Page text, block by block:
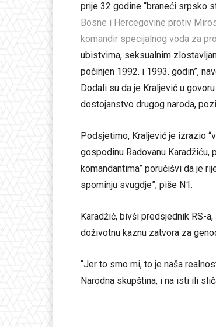
prije 32 godine “braneći srpsko
Bosne i Hercegovine protiv
komandir specijalnog voda za
ubistvima, seksualnim
počinjen 1992. i 1993. godin”,
Dodali su da je Kraljević u
dostojanstvo drugog naroda,
Podsjetimo, Kraljević je izrazio
gospodinu Radovanu Karadžiću,
komandantima” poručišvi da je
spominju svugdje”, piše N1.
Karadžić, bivši predsjednik RS-
doživotnu kaznu zatvora za
“Jer to smo mi, to je naša
Narodna skupština, i na isti ili